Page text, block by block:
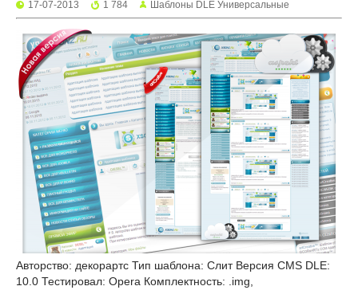
17-07-2013 1 784 Шаблоны DLE Универсальные
Авторство: декорартс Тип шаблона: Слит Версия СMS DLE:
10.0 Тестировал: Opera Комплектность: .img,